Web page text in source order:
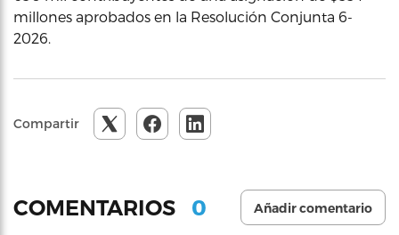
millones aprobados en la Resolución Conjunta 6-
2026.
Compartir
COMENTARIOS 0 Añadir comentario